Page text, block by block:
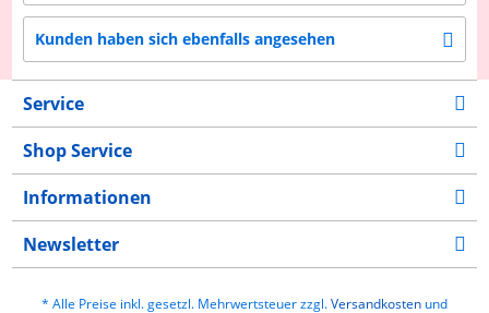
Kunden haben sich ebenfalls angesehen
Service
Shop Service
Informationen
Newsletter
* Alle Preise inkl. gesetzl. Mehrwertsteuer zzgl.Versandkosten und